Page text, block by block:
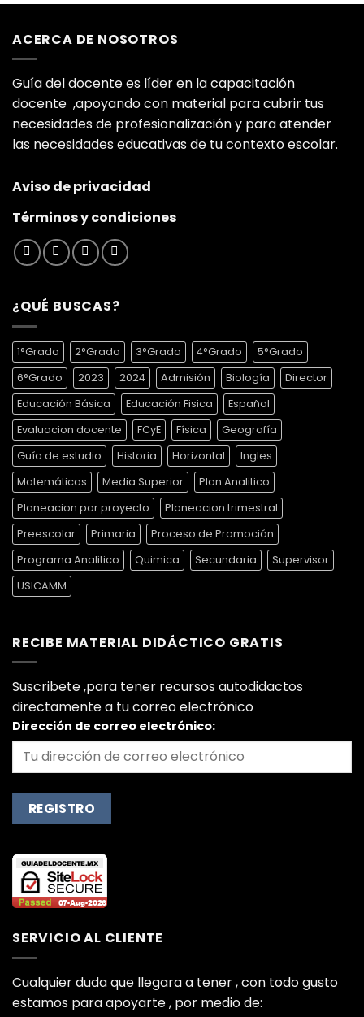
original
$500.00.
actual
ACERCA DE NOSOTROS
Guía del docente es líder en la capacitación
docente ,apoyando con material para cubrir tus
necesidades de profesionalización y para atender
las necesidades educativas de tu contexto escolar.
Aviso de privacidad
Términos y condiciones
¿QUÉ BUSCAS?
1°Grado 2°Grado 3°Grado 4°Grado
5°Grado
6°Grado
2023 2024 Admisión Biología
Director
Educación Básica
Educación Fisica
Español
Evaluacion docente
FCyE Física
Geografía
Guía de estudio
Historia Horizontal
Ingles
Matemáticas
Media Superior
Plan Analitico
Planeacion por proyecto
Planeacion trimestral
Preescolar
Primaria
Proceso de Promoción
Programa Analitico
Quimica Secundaria
Supervisor
USICAMM
RECIBE MATERIAL DIDÁCTICO GRATIS
Suscribete ,para tener recursos autodidactos
directamente a tu correo electrónico
Dirección de correo electrónico:
SERVICIO AL CLIENTE
Cualquier duda que llegara a tener , con todo gusto
estamos para apoyarte , por medio de: